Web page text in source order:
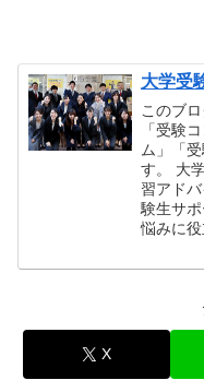
大学受
このブ
「受験
ム」「
す。 大
習アド
験生サ
悩みに役
X